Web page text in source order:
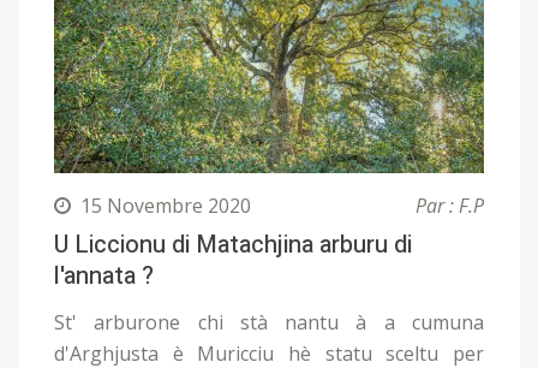
15 Novembre 2020 Par : F.P
U Liccionu di Matachjina arburu di
l'annata ?
St' arburone chi stà nantu à a cumuna
d'Arghjusta è Muricciu hè statu sceltu per